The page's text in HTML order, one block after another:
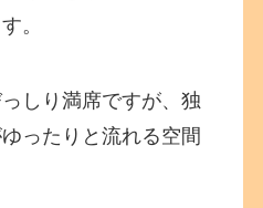
。
しり満席ですが、独
ったりと流れる空間